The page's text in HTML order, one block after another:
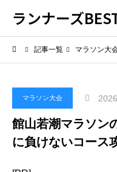
ランナーズ
記事一覧 マラソン大
マラソン大会
館山若潮マラソン
に負けないコース